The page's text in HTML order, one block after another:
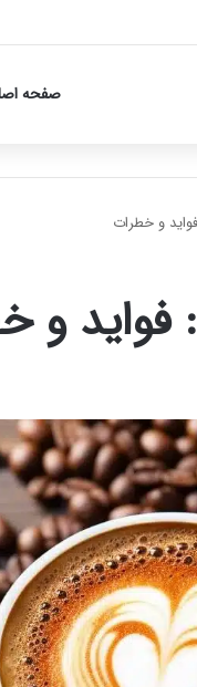
صفحه
و خطرات
فواید و